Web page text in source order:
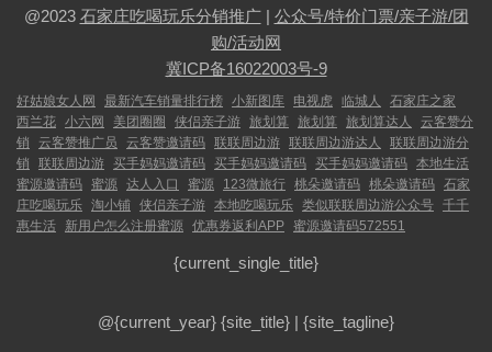
@2023 石家庄吃喝玩乐分销推广| 公众号/特价门票/亲子游/团
购/活动网
冀ICP备16022003号-9
好姑娘女人网 最新汽车销量排行榜 小新图库 电视虎 临城人
石家庄之家
西兰花 小六网 美团圈圈 侠侣亲子游 旅划算 旅划算 旅划算达人
云客赞分
销
云客赞推广员 云客赞邀请码 联联周边游 联联周边游达人
联联周边游分
销
联联周边游 买手妈妈邀请码 买手妈妈邀请码 买手妈妈邀请码 本地生活
蜜源邀请码 蜜源 达人入口 蜜源 123微旅行 桃朵邀请码 桃朵邀请码 石家
庄吃喝玩乐 淘小铺 侠侣亲子游 本地吃喝玩乐 类似联联周边游公众号 千千
惠生活
新用户怎么注册蜜源 优惠券返利APP 蜜源邀请码572551
{current_single_title}
@{current_year} {site_title} | {site_tagline}